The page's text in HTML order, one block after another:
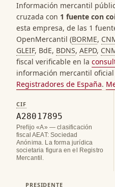
Información mercantil
cruzada con 1 fuente con
esta empresa, de las 1
OpenMercantil (BORME,
GLEIF, BdE, BDNS, AEPD,
fiscal verificable en la
información mercantil
Registradores de España.
CIF
A28017895
Prefijo «A» — clasificación
fiscal AEAT: Sociedad
Anónima. La forma jurídica
societaria figura en el Registro
Mercantil.
PRESIDENTE